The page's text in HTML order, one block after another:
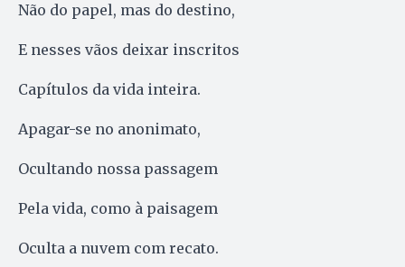
Não do papel, mas do destino,
E nesses vãos deixar inscritos
Capítulos da vida inteira.
Apagar-se no anonimato,
Ocultando nossa passagem
Pela vida, como à paisagem
Oculta a nuvem com recato.